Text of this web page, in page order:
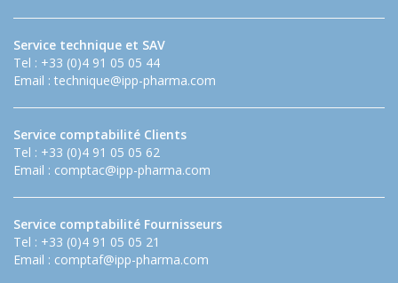
Service technique et SAV
Tel : +33 (0)4 91 05 05 44
Email : technique@ipp-pharma.com
Service comptabilité Clients
Tel : +33 (0)4 91 05 05 62
Email : comptac@ipp-pharma.com
Service comptabilité Fournisseurs
Tel : +33 (0)4 91 05 05 21
Email : comptaf@ipp-pharma.com